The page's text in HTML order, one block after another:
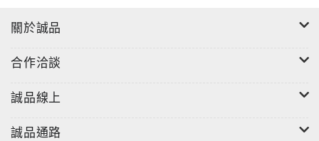
關於誠品
合作洽談
誠品線上
誠品通路